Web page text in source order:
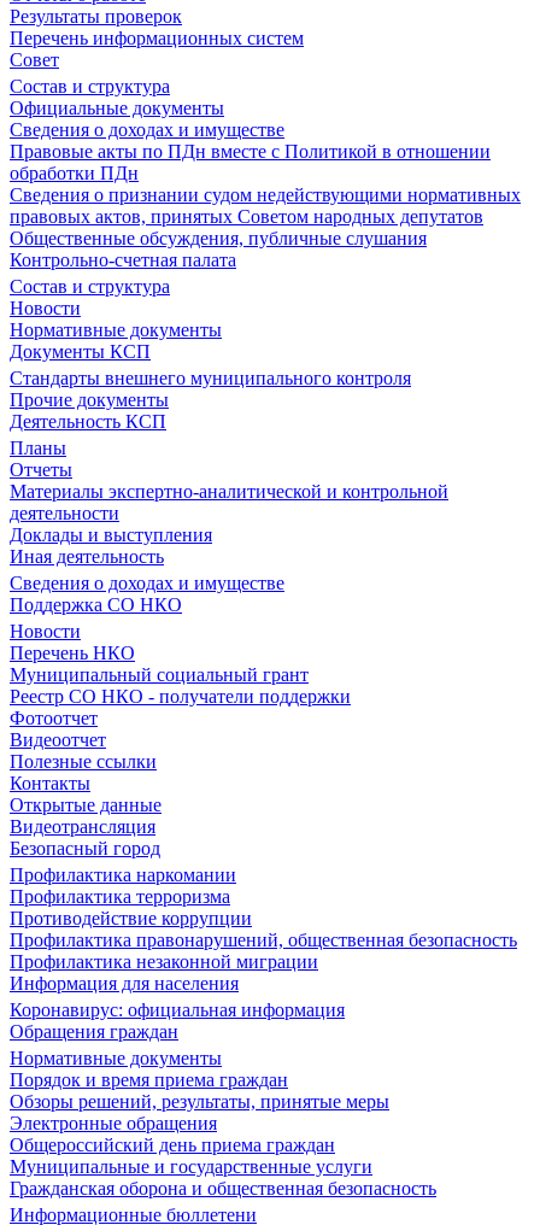
Результаты проверок
Перечень информационных систем
Совет
Состав и структура
Официальные документы
Сведения о доходах и имуществе
Правовые акты по ПДн вместе с Политикой в отношении
обработки ПДн
Сведения о признании судом недействующими нормативных
правовых актов, принятых Советом народных депутатов
Общественные обсуждения, публичные слушания
Контрольно-счетная палата
Состав и структура
Новости
Нормативные документы
Документы КСП
Стандарты внешнего муниципального контроля
Прочие документы
Деятельность КСП
Планы
Отчеты
Материалы экспертно-аналитической и контрольной
деятельности
Доклады и выступления
Иная деятельность
Сведения о доходах и имуществе
Поддержка СО НКО
Новости
Перечень НКО
Муниципальный социальный грант
Реестр СО НКО - получатели поддержки
Фотоотчет
Видеоотчет
Полезные ссылки
Контакты
Открытые данные
Видеотрансляция
Безопасный город
Профилактика наркомании
Профилактика терроризма
Противодействие коррупции
Профилактика правонарушений, общественная безопасность
Профилактика незаконной миграции
Информация для населения
Коронавирус: официальная информация
Обращения граждан
Нормативные документы
Порядок и время приема граждан
Обзоры решений, результаты, принятые меры
Электронные обращения
Общероссийский день приема граждан
Муниципальные и государственные услуги
Гражданская оборона и общественная безопасность
Информационные бюллетени